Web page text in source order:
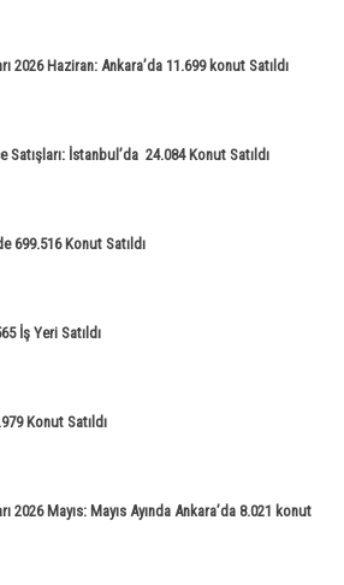
2026 Haziran: Ankara’da 11.699 konut Satıldı
İstanbul’da 24.084 Konut Satıldı
699.516 Konut Satıldı
İş Yeri Satıldı
Konut Satıldı
2026 Mayıs: Mayıs Ayında Ankara’da 8.021 konut